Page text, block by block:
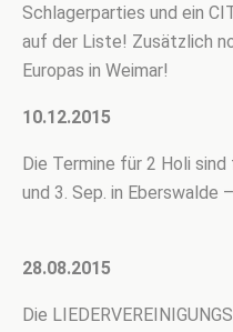
Schlagerparties und ein
auf der Liste! Zusätzlich
Europas in Weimar!
10.12.2015
Die Termine für 2 Holi
und 3. Sep. in Eberswalde
28.08.2015
Die